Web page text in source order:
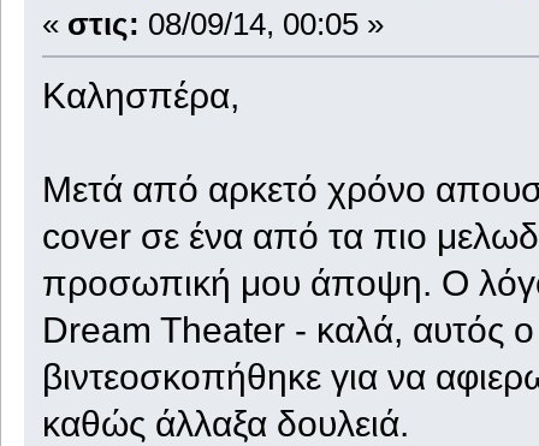
« στις: 08/09/14, 00:05 »
Καλησπέρα,
Μετά από αρκετό χρόνο
cover σε ένα από τα πιο
προσωπική μου άποψη. Ο
Dream Theater - καλά, αυτός
βιντεοσκοπήθηκε για να
καθώς άλλαξα δουλειά.